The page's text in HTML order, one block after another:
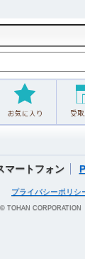
マートフォン
プライバシーポリシ
TOHAN CORPORATION